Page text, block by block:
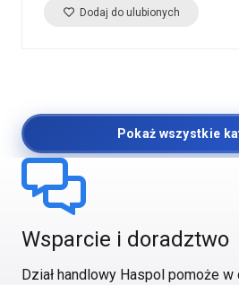
Pokaż wszystkie
Dodaj do ulubionych
Wsparcie i doradztwo
Dział handlowy Haspol pomoże